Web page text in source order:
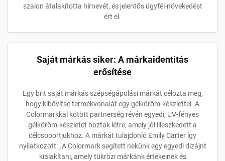
szalon átalakította hírnevét, és jelentős ügyfél-növekedést
ért el.
Saját márkás siker: A márkaidentitás
erősítése
Egy brit saját márkás szépségápolási márkát célozta meg,
hogy kibővítse termékvonalát egy gélköröm-készlettel. A
Colormarkkal kötött partnerség révén egyedi, UV-fényes
gélköröm-készletet hoztak létre, amely jól illeszkedett a
célcsoportjukhoz. A márkát tulajdonló Emily Carter így
nyilatkozott: „A Colormark segített nekünk egy egyedi dizájnt
kialakítani, amely tükrözi márkánk értékeinek és